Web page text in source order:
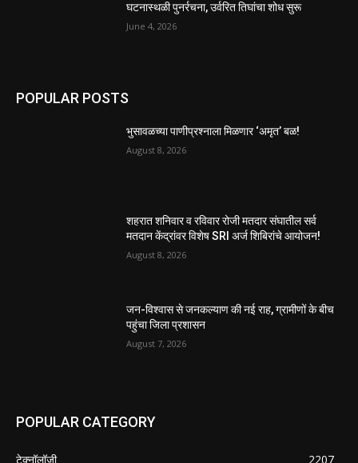
घटनास्थळी पुनर्रचना, उर्वरित तिघांचा शोध सुरू
June 4, 2026
POPULAR POSTS
भुसावळच्या पाणीप्रश्नाला मिळणार ‘अमृत’ बळ!
August 8, 2026
शहरात शनिवार व रविवार रोजी मतदार संघातील सर्व
मतदान केंद्रांवर विशेष SRI अर्ज शिबिरांचे आयोजन!
August 8, 2026
जन-विश्वास से जनकल्याण की नई राह, ग्रामीणों के बीच
पहुंचा जिला प्रशासन
August 7, 2026
POPULAR CATEGORY
टेक्नॉलॉजी
2207